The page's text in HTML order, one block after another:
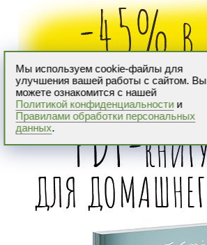
Мы используем cookie-файлы для
улучшения вашей работы с сайтом. Вы
можете ознакомится с нашей
Политикой конфиденциальностии
Правилами обработки персональных
данных.